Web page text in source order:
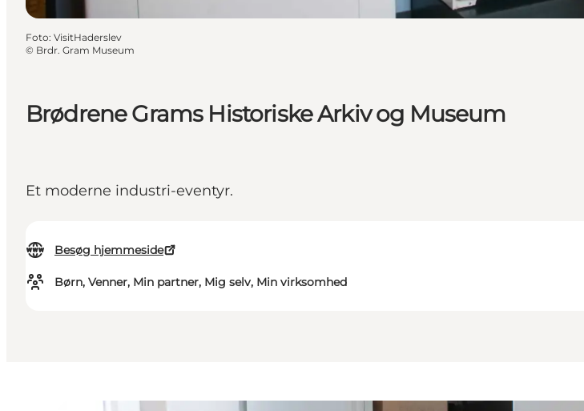
Brødrene Grams Historiske Arkiv og Museum
Et moderne industri-eventyr.
Besøg hjemmeside
Børn, Venner, Min partner, Mig selv, Min virksomhed
Foto: VisitHaderslev
© Brdr. Gram Museum